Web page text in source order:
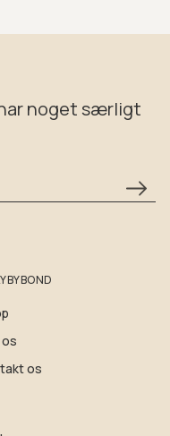
noget særligt
os